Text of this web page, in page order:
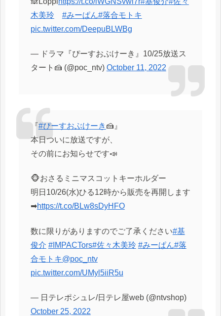
木美玲
#みーぱん#落合モトキ
pic.twitter.com/DeepuBLWBg
— ドラマ『ぴーすおぶけーき』10/25放送ス
タート🍰 (@poc_ntv) October 11, 2022
『#ぴーすおぶけーき 🍰』
本日ついに放送ですが、
その前にお知らせです📣
🐵おさるミニマスコットキーホルダー
明日10/26(水)ひる12時から販売を再開します
➡https://t.co/BLw8sDyHFO
数に限りがありますのでご了承ください#基
俊介 #IMPACTors#佐々木美玲 #みーぱん#落
合モトキ@poc_ntv
pic.twitter.com/UMyl5iiR5u
— 日テレポシュレ/日テレ屋web (@ntvshop)
October 25, 2022